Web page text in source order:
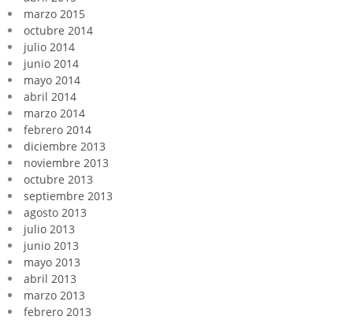
marzo 2015
octubre 2014
julio 2014
junio 2014
mayo 2014
abril 2014
marzo 2014
febrero 2014
diciembre 2013
noviembre 2013
octubre 2013
septiembre 2013
agosto 2013
julio 2013
junio 2013
mayo 2013
abril 2013
marzo 2013
febrero 2013